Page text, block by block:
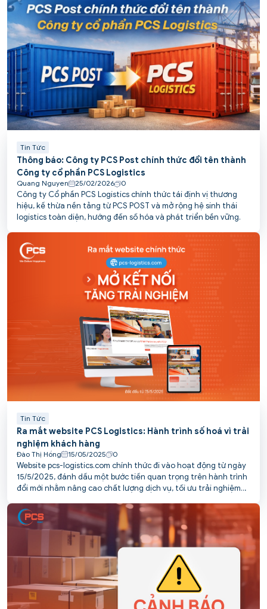
Tin Tức
Thông báo: Công ty PCS Post chính thức đổi tên thành
Công ty cổ phần PCS Logistics
Quang Nguyen 25/02/2026 0
Công ty Cổ phần PCS Logistics chính thức tái định vị thương
hiệu, kế thừa nền tảng từ PCS POST và mở rộng hệ sinh thái
logistics toàn diện, hướng đến số hóa và phát triển bền vững.
Tin Tức
Ra mắt website PCS Logistics: Hành trình số hoá vì trải
nghiệm khách hàng
Đào Thị Hồng 15/05/2025 0
Website pcs-logistics.com chính thức đi vào hoạt động từ ngày
15/5/2025, đánh dấu một bước tiến quan trọng trên hành trình
đổi mới nhằm nâng cao chất lượng dịch vụ, tối ưu trải nghiệm